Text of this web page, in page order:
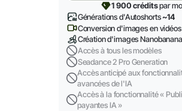
1 900 créditspar
Générations d'Autoshorts~14
Conversion d'images en vidéos
Création d'images Nanobanana
Accès à tous les modèles
Seadance 2 Pro Generation
Accès anticipé aux
avancées de l'IA
Accès à la fonctionnalité «
payantes IA »